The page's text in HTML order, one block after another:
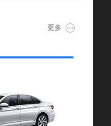
22分钟前
20分钟前
半小时前
更多